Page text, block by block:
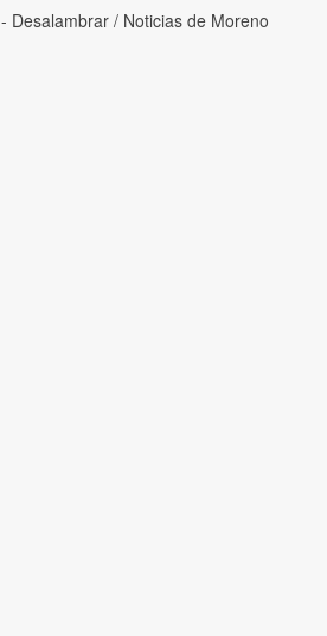
- Desalambrar / Noticias de Moreno